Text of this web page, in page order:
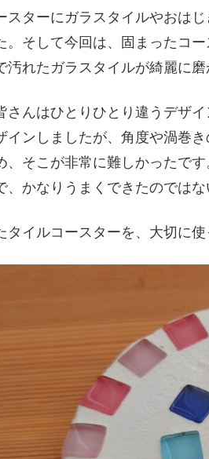
スターにガラスタイルやおは
。そして今回は、固まったコ
汚れたガラスタイルが綺麗に
さんはひとりひとり違うデザ
インしましたが、角度や渦巻
、そこが非常に難しかったで
、かなりうまくできたのではな
タイルコースターを、大切に使